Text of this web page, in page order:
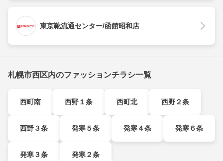
東京靴流通センター/函館昭和店
札幌市西区内のファッションチラシ一覧
西町南 西野１条 西町北 西野２条
西野３条 発寒５条 発寒４条 発寒６条
発寒３条 発寒２条